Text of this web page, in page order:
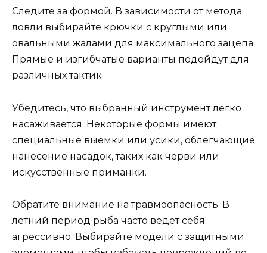
Следите за формой. В зависимости от метода
ловли выбирайте крючки с круглыми или
овальными жалами для максимального зацепа.
Прямые и изгибчатые варианты подойдут для
различных тактик.
Убедитесь, что выбранный инструмент легко
насаживается. Некоторые формы имеют
специальные выемки или усики, облегчающие
нанесение насадок, таких как черви или
искусственные приманки.
Обратите внимание на травмоопасность. В
летний период рыба часто ведет себя
агрессивно. Выбирайте модели с защитными